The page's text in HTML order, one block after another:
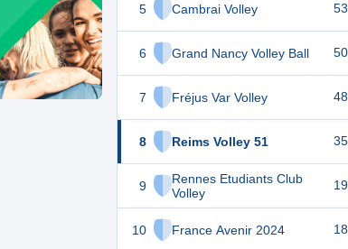
5 Cambrai Volley
6 Grand Nancy Volley Ball
7 Fréjus Var Volley
8 Reims Volley 51
9
Rennes Etudiants Club
Volley
10 France Avenir 2024
53
50
48
35
19
18